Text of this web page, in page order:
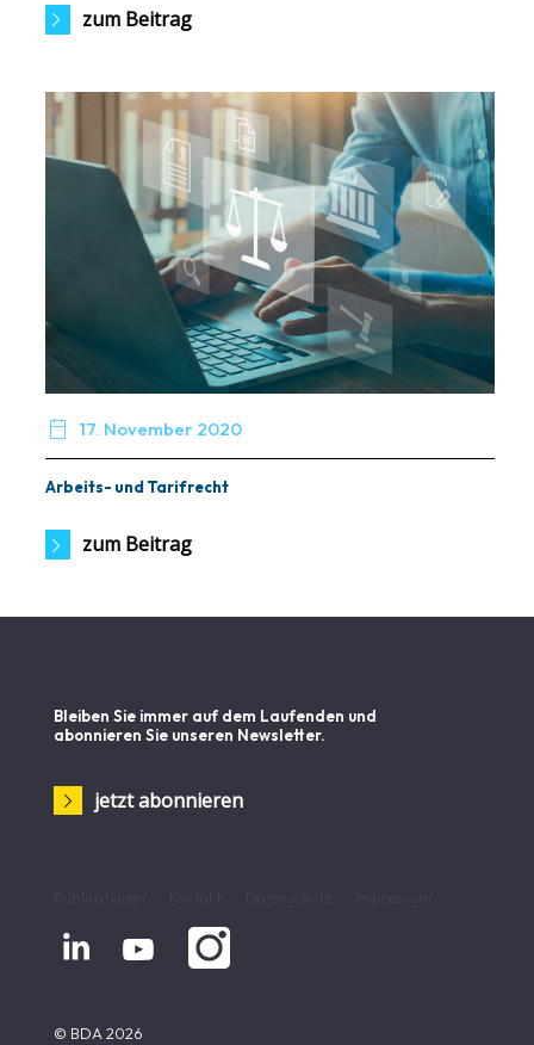
zum Beitrag
 17. November 2020
Arbeits- und Tarifrecht
zum Beitrag
Bleiben Sie immer auf dem Laufenden und
abonnieren Sie unseren Newsletter.
jetzt abonnieren
 
© BDA 2026